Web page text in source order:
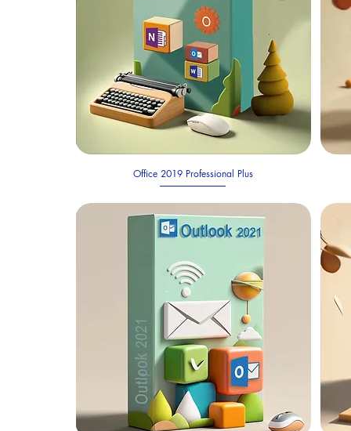
Office 2019 Professional Plus